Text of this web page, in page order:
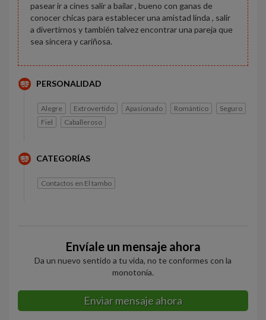
pasear ir a cines salir a bailar , bueno con ganas de
conocer chicas para establecer una amistad linda , salir
a divertirnos y también talvez encontrar una pareja que
sea sincera y cariñosa.
PERSONALIDAD
Alegre Extrovertido Apasionado Romántico
Seguro
Fiel
Caballeroso
CATEGORÍAS
Contactos en El tambo
Envíale un mensaje ahora
Da un nuevo sentido a tu vida, no te conformes con la
monotonía.
Enviar mensaje ahora